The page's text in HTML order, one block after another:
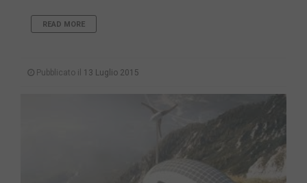
READ MORE
Pubblicato il 13 Luglio 2015